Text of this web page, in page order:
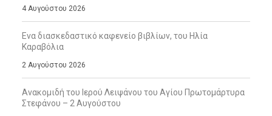
4 Αυγούστου 2026
Ενα διασκεδαστικό καφενείο βιβλίων, του Ηλία
Καραβόλια
2 Αυγούστου 2026
Ανακομιδή του Ιερού Λειψάνου του Αγίου Πρωτομάρτυρα
Στεφάνου – 2 Αυγούστου